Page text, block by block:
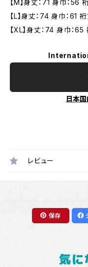
【M】身丈：71 身巾：56
【L】身丈：74 身巾：61
【XL】身丈：74 身巾：
日本
レビュー
保存
気に